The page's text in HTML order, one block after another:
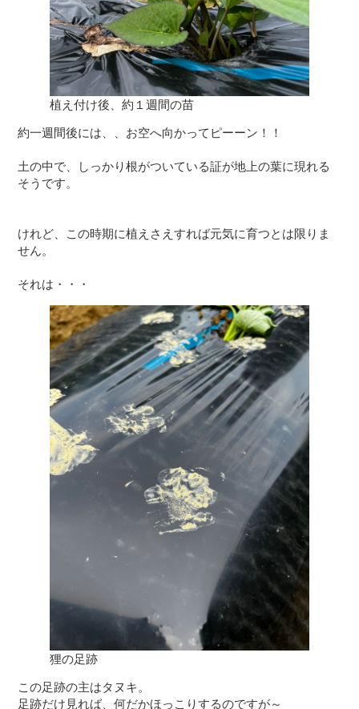
植え付け後、約１週間の苗
約一週間後には、、お空へ向かってピーーン！！
土の中で、しっかり根がついている証が地上の葉に現れる
そうです。
けれど、この時期に植えさえすれば元気に育つとは限りま
せん。
それは・・・
狸の足跡
この足跡の主はタヌキ。
足跡だけ見れば、何だかほっこりするのですが～